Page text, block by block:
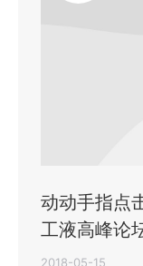
动动手指点
工液高峰论
2018-05-15